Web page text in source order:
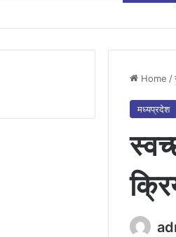
पर उपलब्धता से किसानों में उत्साह, नैनो
Home /
मध्यप्रदेश